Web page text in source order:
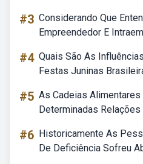
#3 Considerando Que
Empreendedor E
#4 Quais São As
Festas Juninas
#5 As Cadeias
Determinadas Relações
#6 Historicamente As
De Deficiência Sofreu